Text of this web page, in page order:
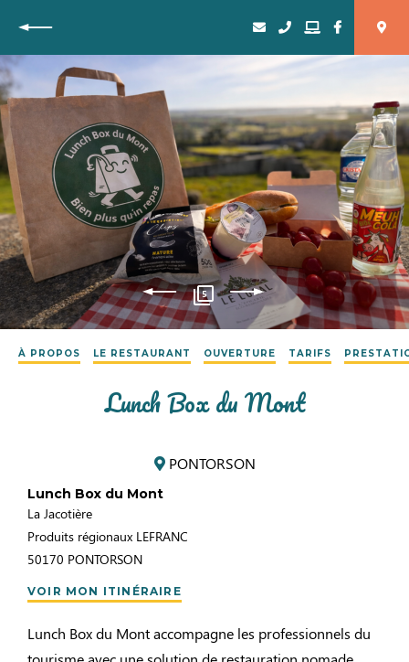
Retour
5
À PROPOS LE RESTAURANT OUVERTURE TARIFS
Lunch Box du Mont
PONTORSON
Lunch Box du Mont
La Jacotière
Produits régionaux LEFRANC
50170 PONTORSON
VOIR MON ITINÉRAIRE
Lunch Box du Mont accompagne les professionnels du